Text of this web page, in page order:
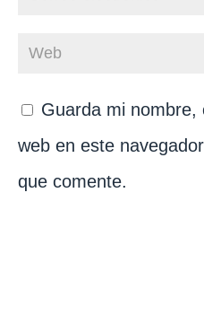
Guarda mi nombre,
web en este
que comente.